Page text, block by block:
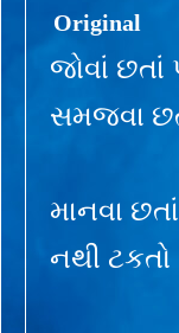
Original
જોવાં
સમજવા
માનવા
નથી ટકતો